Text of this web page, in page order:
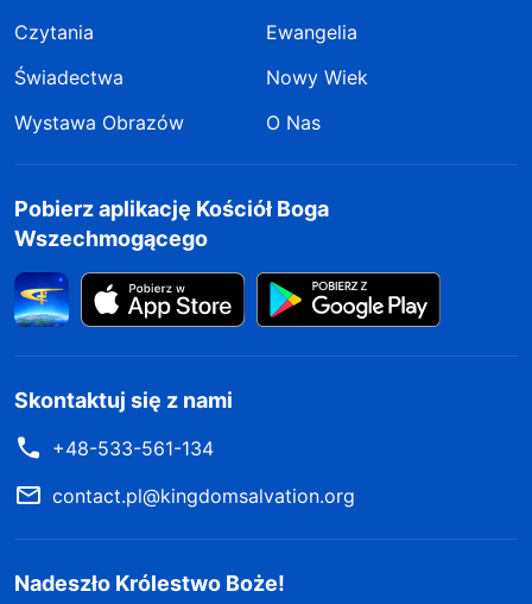
Czytania
Ewangelia
Świadectwa
Nowy Wiek
Wystawa Obrazów
O Nas
Pobierz aplikację Kościół Boga
Wszechmogącego
Skontaktuj się z nami
+48-533-561-134
contact.pl@kingdomsalvation.org
Nadeszło Królestwo Boże!